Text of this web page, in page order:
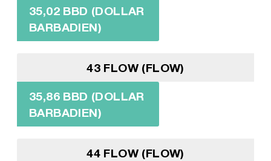
35,02 BBD (DOLLAR
BARBADIEN)
43 FLOW (FLOW)
35,86 BBD (DOLLAR
BARBADIEN)
44 FLOW (FLOW)